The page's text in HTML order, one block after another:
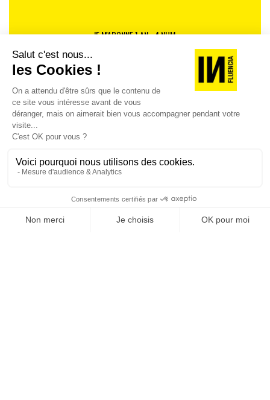
JE M'ABONNE 1 AN - 4 NUM.
JE DÉCOUVRE LES NUMÉROS PRÉCÉDENTS
Je suis déjà abonné(e) :je consulte la revue en